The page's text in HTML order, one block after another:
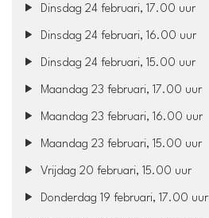
Dinsdag 24 februari, 17.00 uur
Dinsdag 24 februari, 16.00 uur
Dinsdag 24 februari, 15.00 uur
Maandag 23 februari, 17.00 uur
Maandag 23 februari, 16.00 uur
Maandag 23 februari, 15.00 uur
Vrijdag 20 februari, 15.00 uur
Donderdag 19 februari, 17.00 uur